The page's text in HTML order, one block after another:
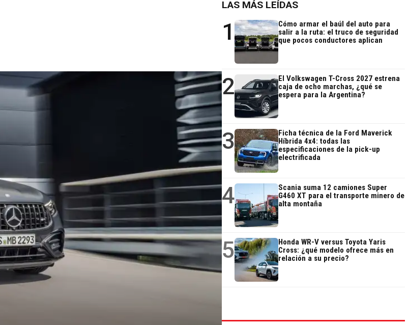
LAS MÁS LEÍDAS
1
Cómo armar el baúl del auto para
salir a la ruta: el truco de seguridad
que pocos conductores aplican
2
El Volkswagen T-Cross 2027 estrena
caja de ocho marchas, ¿qué se
espera para la Argentina?
3
Ficha técnica de la Ford Maverick
Híbrida 4x4: todas las
especificaciones de la pick-up
electrificada
4
Scania suma 12 camiones Super
G460 XT para el transporte minero de
alta montaña
5
Honda WR-V versus Toyota Yaris
Cross: ¿qué modelo ofrece más en
relación a su precio?